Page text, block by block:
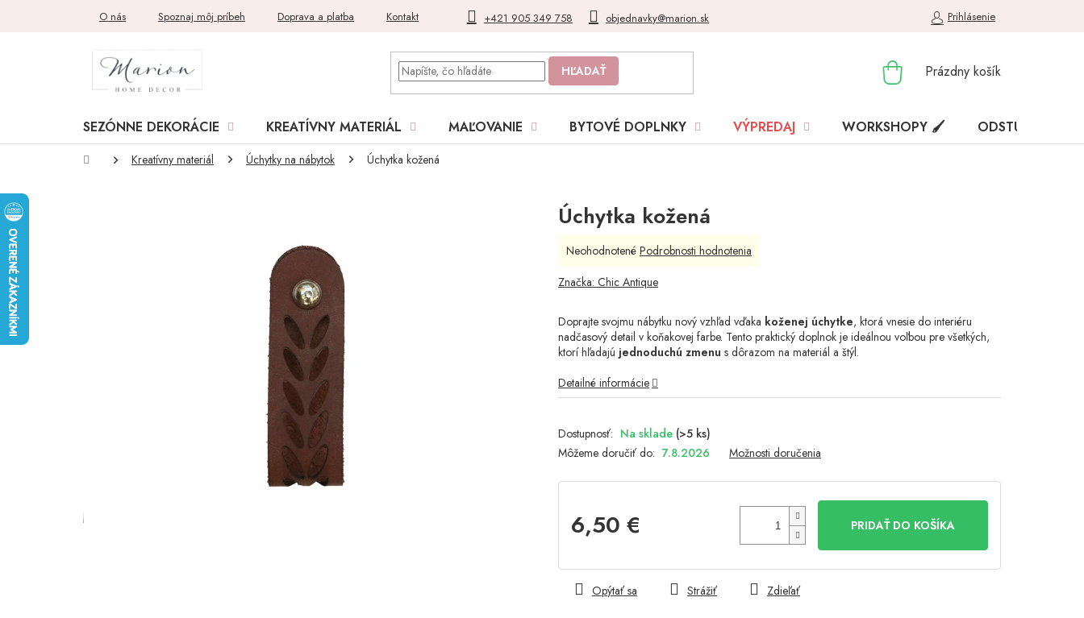
+421 905 349 758 objednavky@marion.sk
O nás Spoznaj môj príbeh Doprava a platba Kontakt Blog Moja objednávka Prihlásenie
HĽADAŤ
NÁKUPNÝ
Prázdny košík
SEZÓNNE DEKORÁCIE KREATÍVNY MATERIÁL MAĽOVANIE BYTOVÉ DOPLNKY VÝPREDAJ WORKSHOPY 🖌️ ODSTÚPENIE
DomovKreatívny materiál Úchytky na nábytok Úchytka kožená
Úchytka kožená
Na sklade (>5 ks)
Môžeme doručiť do: 7.8.2026 Možnosti doručenia
6,50 €
cena:
PRIDAŤ DO KOŠÍKA
Doprajte svojmu nábytku nový vzhľad vďaka koženej úchytke, ktorá vnesie do interiéru
nadčasový detail v koňakovej farbe. Tento praktický doplnok je ideálnou voľbou pre všetkých,
ktorí hľadajú jednoduchú zmenu s dôrazom na materiál a štýl.
Detailné informácie
Opýtať sa Strážiť Zdieľať
Priemerné
produktu
z
5
hviezdičiek.
Neohodnotené Podrobnosti hodnotenia
Značka: Chic Antique